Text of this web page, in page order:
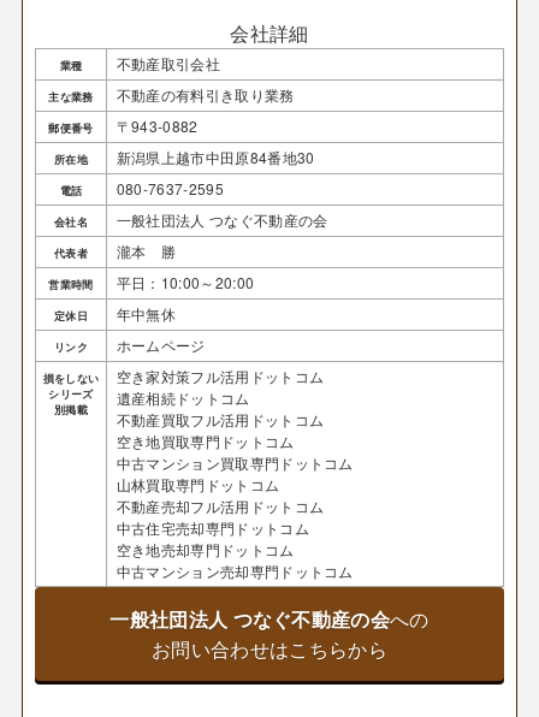
会社詳細
業種 不動産取引会社
主な業務 不動産の有料引き取り業務
郵便番号 〒943-0882
所在地 新潟県上越市中田原84番地30
電話 080-7637-2595
会社名 一般社団法人 つなぐ不動産の会
代表者 瀧本 勝
営業時間 平日：10:00～20:00
定休日 年中無休
リンク ホームページ
損をしない
シリーズ
別掲載
空き家対策フル活用ドットコム
遺産相続ドットコム
不動産買取フル活用ドットコム
空き地買取専門ドットコム
中古マンション買取専門ドットコム
山林買取専門ドットコム
不動産売却フル活用ドットコム
中古住宅売却専門ドットコム
空き地売却専門ドットコム
中古マンション売却専門ドットコム
一般社団法人 つなぐ不動産の会への
お問い合わせはこちらから